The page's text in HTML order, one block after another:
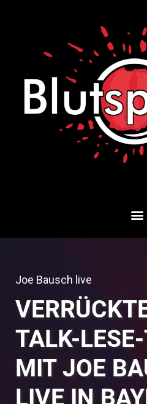
Joe Bausch live
TALK-
MIT JOE
LIVE IN